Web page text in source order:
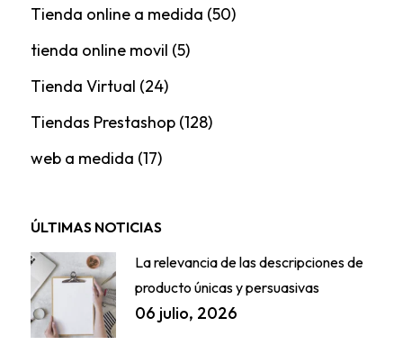
Tienda online a medida (50)
tienda online movil (5)
Tienda Virtual (24)
Tiendas Prestashop(128)
web a medida (17)
ÚLTIMAS NOTICIAS
La relevancia de las descripciones de
producto únicas y persuasivas
06 julio, 2026